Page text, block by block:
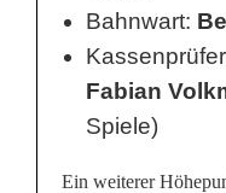
Bahnwart:
Fabian
Spiele)
Ein weiterer